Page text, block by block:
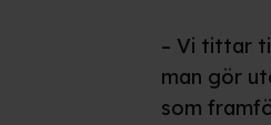
– Vi tittar
man gör
som